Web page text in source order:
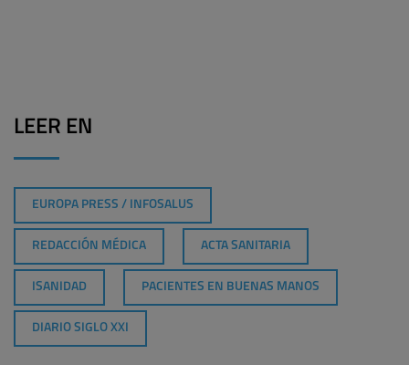
LEER EN
EUROPA PRESS / INFOSALUS
REDACCIÓN MÉDICA ACTA SANITARIA
ISANIDAD PACIENTES EN BUENAS MANOS
DIARIO SIGLO XXI